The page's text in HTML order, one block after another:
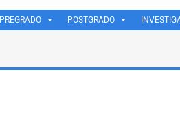
PREGRADO POSTGRADO